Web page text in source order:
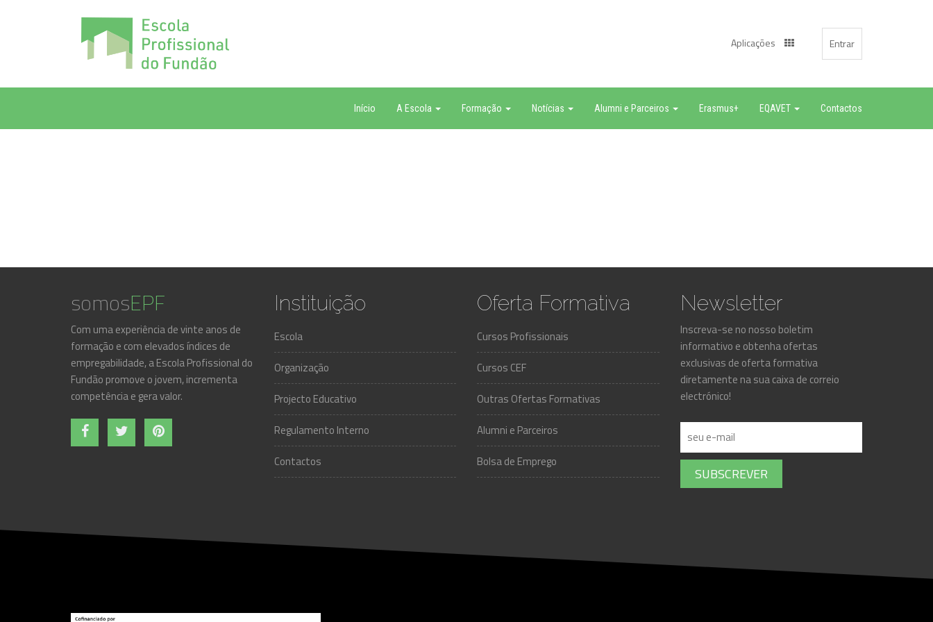
Entrar
Aplicações
Início A Escola Formação Notícias Alumni e Parceiros Erasmus+ EQAVET Contactos
somosEPF
Com uma experiência de vinte anos de
formação e com elevados índices de
empregabilidade, a Escola Profissional do
Fundão promove o jovem, incrementa
competência e gera valor.
Instituição
Escola
Organização
Projecto Educativo
Regulamento Interno
Contactos
Oferta Formativa
Cursos Profissionais
Cursos CEF
Outras Ofertas Formativas
Alumni e Parceiros
Bolsa de Emprego
Newsletter
Inscreva-se no nosso boletim
informativo e obtenha ofertas
exclusivas de oferta formativa
diretamente na sua caixa de correio
electrónico!
SUBSCREVER